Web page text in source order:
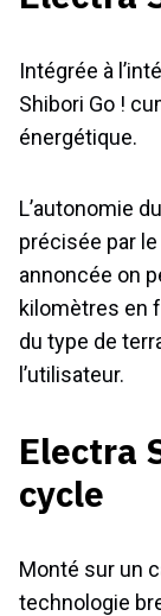
Intégrée à
Shibori Go !
énergétique.
L’autonomie
précisée par
annoncée on
kilomètres en
du type de
l’utilisateur.
Electra
cycle
Monté sur un
technologie